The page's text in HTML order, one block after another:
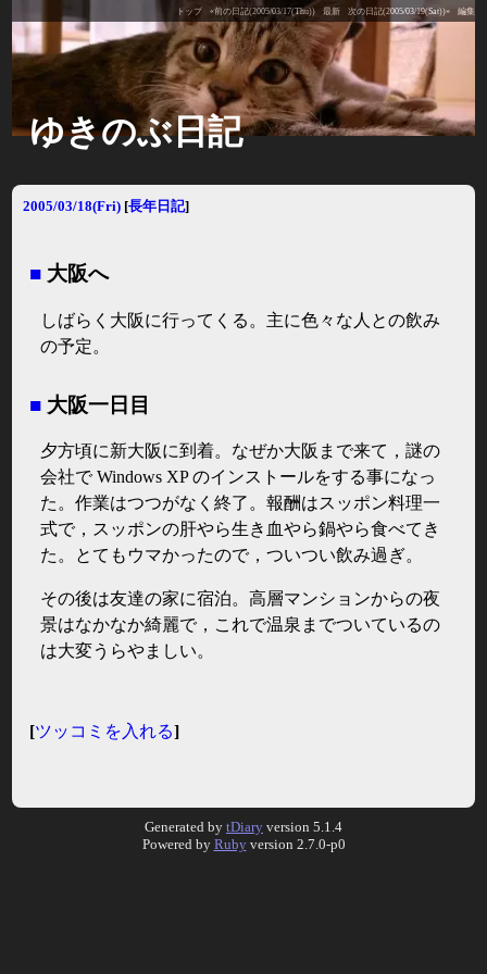
トップ «前の日記(2005/03/17(Thu)) 最新 次の日記(2005/03/19(Sat))» 編集
ゆきのぶ日記
2005/03/18(Fri) [長年日記]
■ 大阪へ
しばらく大阪に行ってくる。主に色々な人との飲み
の予定。
■ 大阪一日目
夕方頃に新大阪に到着。なぜか大阪まで来て，謎の
会社で Windows XP のインストールをする事になっ
た。作業はつつがなく終了。報酬はスッポン料理一
式で，スッポンの肝やら生き血やら鍋やら食べてき
た。とてもウマかったので，ついつい飲み過ぎ。
その後は友達の家に宿泊。高層マンションからの夜
景はなかなか綺麗で，これで温泉までついているの
は大変うらやましい。
[ツッコミを入れる]
Generated by tDiary version 5.1.4
Powered by Rubyversion 2.7.0-p0